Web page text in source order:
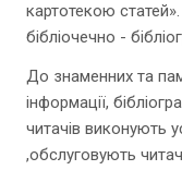
картотекою
бібліочечно -
До знаменних та
інформації,
читачів виконують
,обслуговують